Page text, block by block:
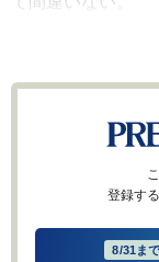
登録す
8/31ま